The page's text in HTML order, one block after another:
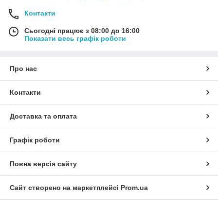
Контакти
Сьогодні працює з 08:00 до 16:00
Показати весь графік роботи
Про нас
Контакти
Доставка та оплата
Графік роботи
Повна версія сайту
Сайт створено на маркетплейсі Prom.ua